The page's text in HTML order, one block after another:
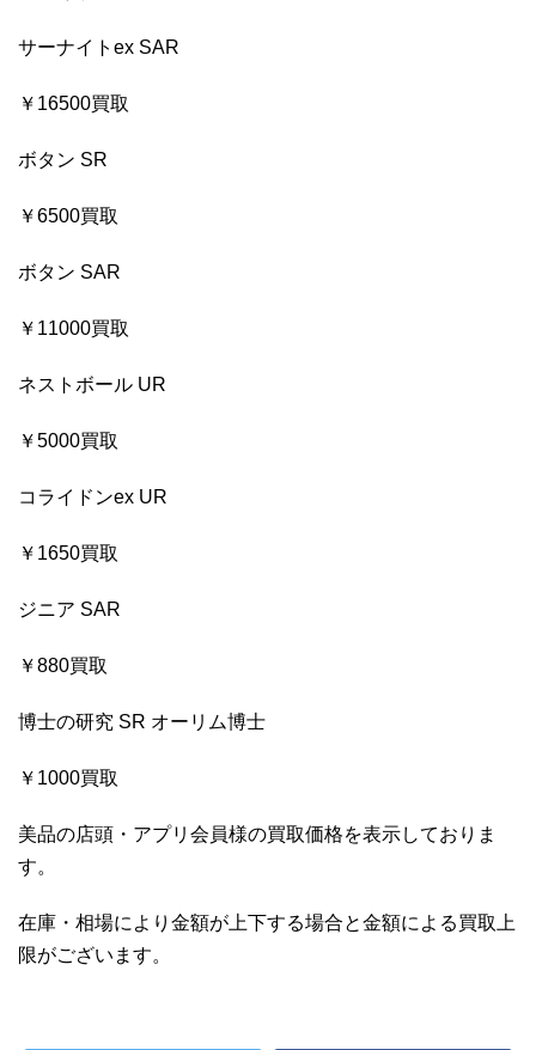
サーナイトex SAR
￥16500買取
ボタン SR
￥6500買取
ボタン SAR
￥11000買取
ネストボール UR
￥5000買取
コライドンex UR
￥1650買取
ジニア SAR
￥880買取
博士の研究 SR オーリム博士
￥1000買取
美品の店頭・アプリ会員様の買取価格を表示しておりま
す。
在庫・相場により金額が上下する場合と金額による買取上
限がございます。